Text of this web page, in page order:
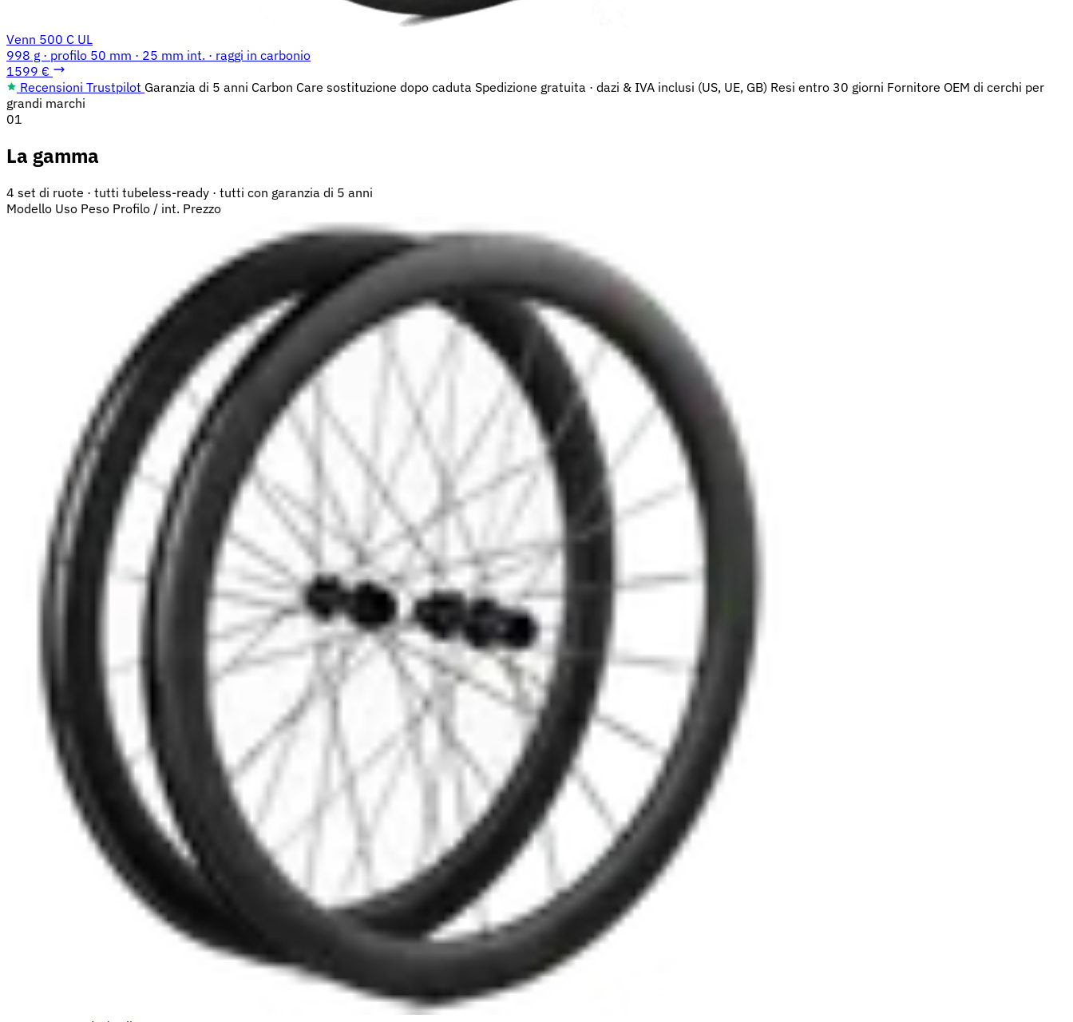
Venn 500 C UL
998 g · profilo 50 mm · 25 mm int. · raggi in carbonio
1599 €
Recensioni Trustpilot Garanzia di 5 anni Carbon Care sostituzione dopo caduta Spedizione gratuita · dazi & IVA inclusi (US, UE, GB) Resi entro 30 giorni Fornitore OEM di cerchi per
grandi marchi
01
La gamma
4 set di ruote · tutti tubeless-ready · tutti con garanzia di 5 anni
Modello Uso Peso Profilo / int. Prezzo